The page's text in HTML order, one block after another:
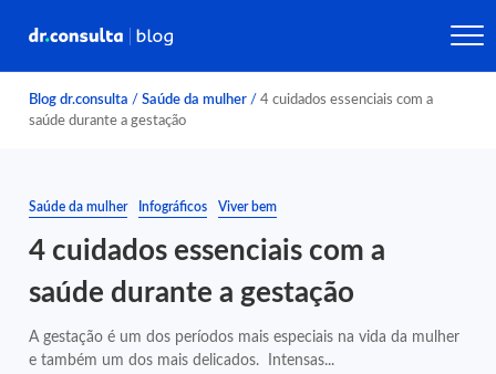
Blog dr.consulta / Saúde da mulher / 4 cuidados essenciais com a
saúde durante a gestação
Saúde da mulher Infográficos Viver bem
4 cuidados essenciais com a
saúde durante a gestação
A gestação é um dos períodos mais especiais na vida da mulher
e também um dos mais delicados. Intensas...